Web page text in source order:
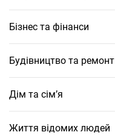
Бізнес та фінанси
Будівництво та ремонт
Дім та сім’я
Життя відомих людей